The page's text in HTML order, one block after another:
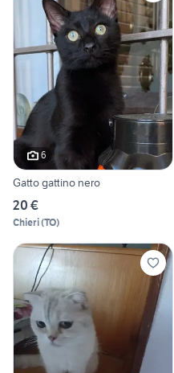
6
Gatto gattino nero
20 €
Chieri(TO)